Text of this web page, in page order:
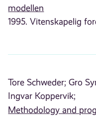
modellen
1995. Vitenskapelig
Tore Schweder; Gro
Ingvar Koppervik;
Methodology and